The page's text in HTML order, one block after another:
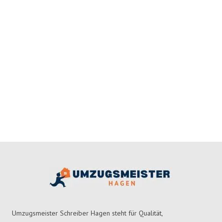
Umzugsmeister Schreiber Hagen steht für Qualität,